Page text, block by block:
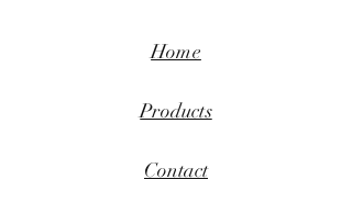
Home
Products
Contact